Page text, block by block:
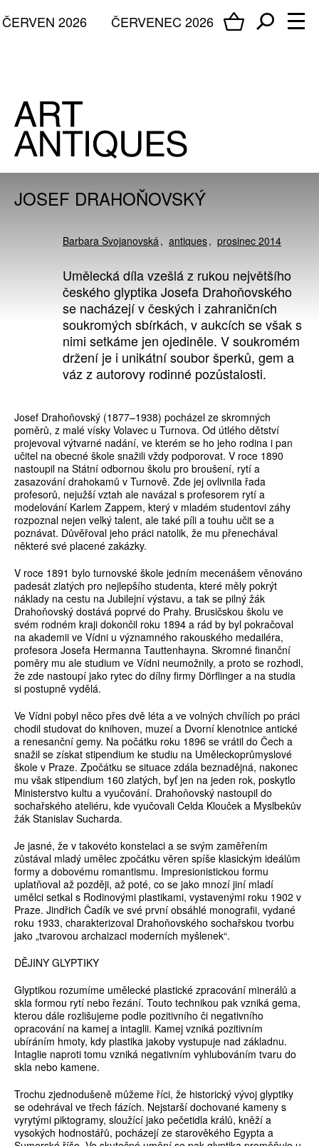
ČERVENEC 2026
ČERVEN 2026
JOSEF DRAHOŇOVSKÝ
Barbara Svojanovská antiques prosinec 2014
Umělecká díla vzešlá z rukou největšího
českého glyptika Josefa Drahoňovského
se nacházejí v českých i zahraničních
soukromých sbírkách, v aukcích se však s
nimi setkáme jen ojediněle. V soukromém
držení je i unikátní soubor šperků, gem a
váz z autorovy rodinné pozůstalosti.
Josef Drahoňovský (1877–1938) pocházel ze skromných
poměrů, z malé vísky Volavec u Turnova. Od útlého dětství
projevoval výtvarné nadání, ve kterém se ho jeho rodina i pan
učitel na obecné škole snažili vždy podporovat. V roce 1890
nastoupil na Státní odbornou školu pro broušení, rytí a
zasazování drahokamů v Turnově. Zde jej ovlivnila řada
profesorů, nejužší vztah ale navázal s profesorem rytí a
modelování Karlem Zappem, který v mladém studentovi záhy
rozpoznal nejen velký talent, ale také píli a touhu učit se a
poznávat. Důvěřoval jeho práci natolik, že mu přenechával
některé své placené zakázky.
V roce 1891 bylo turnovské škole jedním mecenášem věnováno
padesát zlatých pro nejlepšího studenta, které měly pokrýt
náklady na cestu na Jubilejní výstavu, a tak se pilný žák
Drahoňovský dostává poprvé do Prahy. Brusičskou školu ve
svém rodném kraji dokončil roku 1894 a rád by byl pokračoval
na akademii ve Vídni u významného rakouského medailéra,
profesora Josefa Hermanna Tauttenhayna. Skromné finanční
poměry mu ale studium ve Vídni neumožnily, a proto se rozhodl,
že zde nastoupí jako rytec do dílny firmy Dörflinger a na studia
si postupně vydělá.
Ve Vídni pobyl něco přes dvě léta a ve volných chvílích po práci
chodil studovat do knihoven, muzeí a Dvorní klenotnice antické
a renesanční gemy. Na počátku roku 1896 se vrátil do Čech a
snažil se získat stipendium ke studiu na Uměleckoprůmyslové
škole v Praze. Zpočátku se situace zdála beznadějná, nakonec
mu však stipendium 160 zlatých, byť jen na jeden rok, poskytlo
Ministerstvo kultu a vyučování. Drahoňovský nastoupil do
sochařského ateliéru, kde vyučovali Celda Klouček a Myslbekův
žák Stanislav Sucharda.
Je jasné, že v takovéto konstelaci a se svým zaměřením
zůstával mladý umělec zpočátku věren spíše klasickým ideálům
formy a dobovému romantismu. Impresionistickou formu
uplatňoval až později, až poté, co se jako mnozí jiní mladí
umělci setkal s Rodinovými plastikami, vystavenými roku 1902 v
Praze. Jindřich Čadík ve své první obsáhlé monografii, vydané
roku 1933, charakterizoval Drahoňovského sochařskou tvorbu
jako „tvarovou archaizaci moderních myšlenek“.
DĚJINY GLYPTIKY
Glyptikou rozumíme umělecké plastické zpracování minerálů a
skla formou rytí nebo řezání. Touto technikou pak vzniká gema,
kterou dále rozlišujeme podle pozitivního či negativního
opracování na kamej a intaglii. Kamej vzniká pozitivním
ubíráním hmoty, kdy plastika jakoby vystupuje nad základnu.
Intaglie naproti tomu vzniká negativním vyhlubováním tvaru do
skla nebo kamene.
Trochu zjednodušeně můžeme říci, že historický vývoj glyptiky
se odehrával ve třech fázích. Nejstarší dochované kameny s
vyrytými piktogramy, sloužící jako pečetidla králů, kněží a
vysokých hodnostářů, pocházejí ze starověkého Egypta a